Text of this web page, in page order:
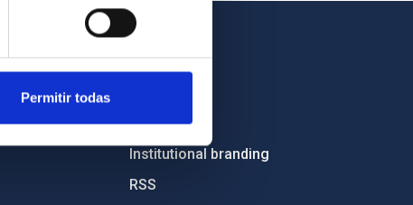
Permitir todas
OTHER LINKS
Tenders
Institutional branding
RSS